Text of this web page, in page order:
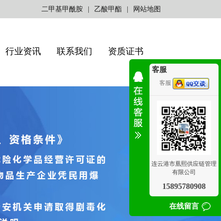
二甲基甲酰胺 乙酸甲酯 网站地图
行业资讯 联系我们 资质证书
客服
客服
连云港市凰熙供应链管理
有限公司
15895780908
在线留言